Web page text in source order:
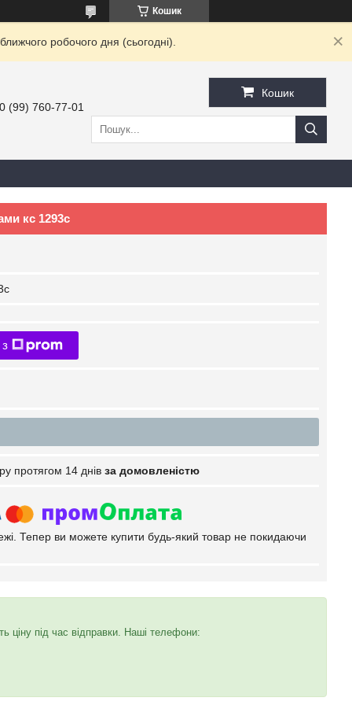
Кошик
робочого дня (сьогодні).
(99) 760-77-01
Кошик
кс 1293с
протягом 14 днів за домовленістю
Тепер ви можете купити будь-який товар не покидаючи
під час відправки. Наші телефони: